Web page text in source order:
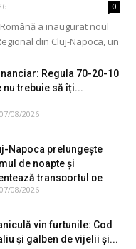
0
a inaugurat noul
din Cluj-Napoca, un
Regula 70-20-10
nu trebuie să îți...
07/08/2026
Napoca prelungește
de noapte și
transportul pe
07/08/2026
vin furtunile: Cod
și galben de vijelii și...